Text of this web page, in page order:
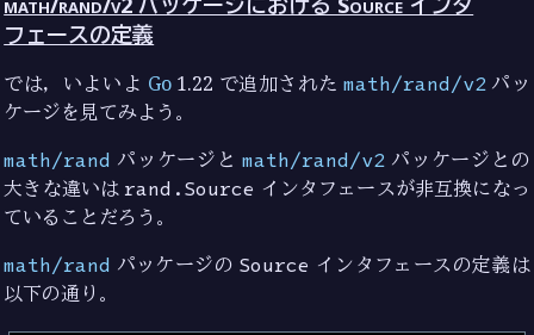
フェースの定義
では，いよいよ Go1.22 で追加された math/rand/v2パッ
ケージを見てみよう。
math/rand パッケージとmath/rand/v2 パッケージとの
大きな違いは rand.Source インタフェースが非互換になっ
ていることだろう。
math/rand パッケージの Source インタフェースの定義は
以下の通り。